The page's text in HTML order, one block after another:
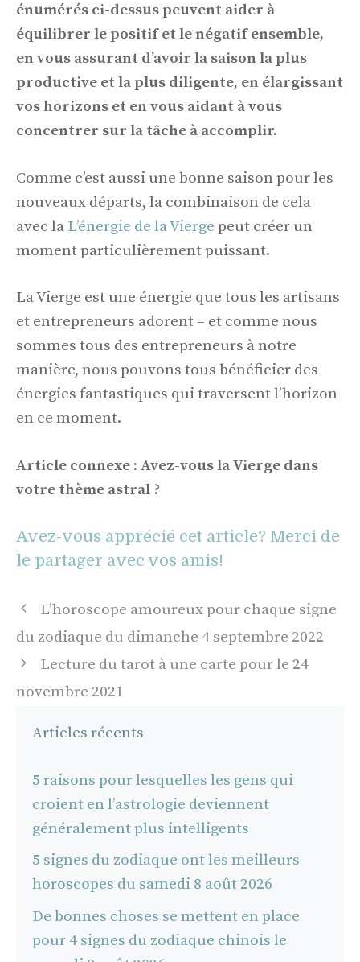
énumérés ci-dessus peuvent aider à
équilibrer le positif et le négatif ensemble,
en vous assurant d’avoir la saison la plus
productive et la plus diligente, en élargissant
vos horizons et en vous aidant à vous
concentrer sur la tâche à accomplir.
Comme c’est aussi une bonne saison pour les
nouveaux départs, la combinaison de cela
avec la L’énergie de la Vierge peut créer un
moment particulièrement puissant.
La Vierge est une énergie que tous les artisans
et entrepreneurs adorent – et comme nous
sommes tous des entrepreneurs à notre
manière, nous pouvons tous bénéficier des
énergies fantastiques qui traversent l’horizon
en ce moment.
Article connexe : Avez-vous la Vierge dans
votre thème astral ?
Avez-vous apprécié cet article? Merci de
le partager avec vos amis!
Navigation
des
L’horoscope amoureux pour chaque signe
du zodiaque du dimanche 4 septembre 2022
Lecture du tarot à une carte pour le 24
novembre 2021
Articles récents
5 raisons pour lesquelles les gens qui
croient en l’astrologie deviennent
généralement plus intelligents
5 signes du zodiaque ont les meilleurs
horoscopes du samedi 8 août 2026
De bonnes choses se mettent en place
pour 4 signes du zodiaque chinois le